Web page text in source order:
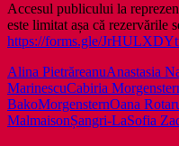
Accesul publicului la
este limitat așa că rezervările
https://forms.gle/
Alina PietrăreanuAnastasia
MarinescuCabiria
BakoMorgensternOana
MalmaisonȘangri-LaSofia